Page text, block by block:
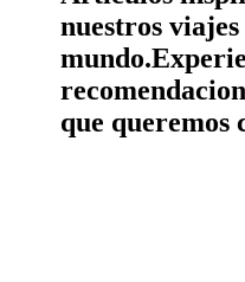
nuestros
mundo.
que queremos